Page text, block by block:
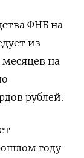
ФНБ на
из
на
рублей.
году